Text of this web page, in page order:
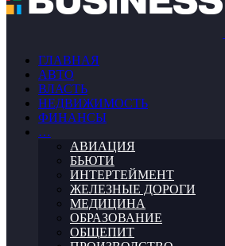
ГЛАВНАЯ
АВТО
ВЛАСТЬ
НЕДВИЖИМОСТЬ
ФИНАНСЫ
…
АВИАЦИЯ
БЬЮТИ
ИНТЕРТЕЙМЕНТ
ЖЕЛЕЗНЫЕ ДОРОГИ
МЕДИЦИНА
ОБРАЗОВАНИЕ
ОБЩЕПИТ